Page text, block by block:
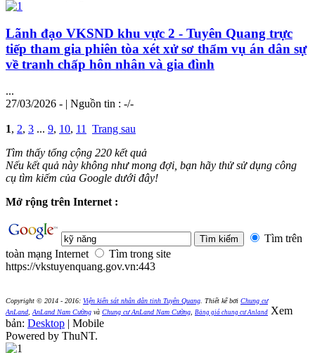
Lãnh đạo VKSND khu vực 2 - Tuyên Quang trực
tiếp tham gia phiên tòa xét xử sơ thẩm vụ án dân sự
về tranh chấp hôn nhân và gia đình
...
27/03/2026 - | Nguồn tin : -/-
1, 2, 3 ... 9, 10, 11 Trang sau
Tìm thấy tổng cộng 220 kết quả
Nếu kết quả này không như mong đợi, bạn hãy thử sử dụng công
cụ tìm kiếm của Google dưới đây!
Mở rộng trên Internet :
Tìm trên
toàn mạng Internet
Tìm trong site
https://vkstuyenquang.gov.vn:443
Copyright © 2014 - 2016: Viện kiển sát nhân dân tỉnh Tuyên Quang. Thiết kế bởi Chung cư
AnLand,AnLand Nam Cường và Chung cư AnLand Nam Cường, Bảng giá chung cư Anland Xem
bản: Desktop | Mobile
Powered by ThuNT.